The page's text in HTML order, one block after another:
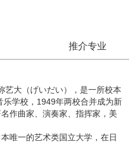
推介专业
艺大（げいだい），是一所校本
学校，1949年两校合并成为新
作曲家、演奏家、指挥家，美
唯一的艺术类国立大学，在日